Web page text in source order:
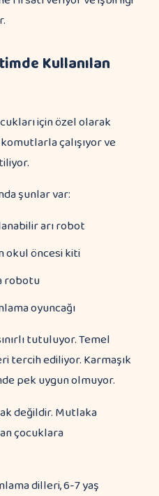
Kullanılan
için özel olarak
çalışıyor ve
şunlar var:
arı robot
okul öncesi kiti
robotu
oyuncağı
tutuluyor. Temel
tercih ediliyor. Karmaşık
pek uygun olmuyor.
değildir. Mutlaka
çocuklara
dilleri, 6-7 yaş